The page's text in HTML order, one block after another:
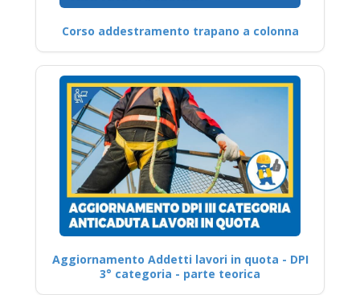
Corso addestramento trapano a colonna
Aggiornamento Addetti lavori in quota - DPI
3° categoria - parte teorica